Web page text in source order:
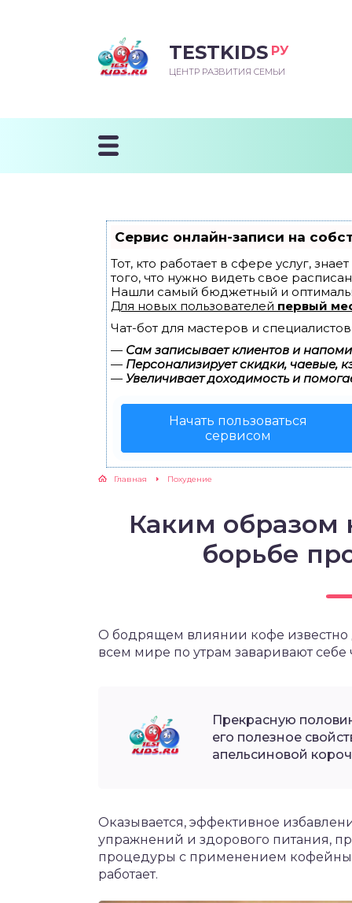
TESTKIDS РУ
ЦЕНТР РАЗВИТИЯ СЕМЬИ
Сервис онлайн-записи на
Тот, кто работает в сфере услуг,
того, что нужно видеть свое
Нашли самый бюджетный и
Для новых пользователей первый
Чат-бот для мастеров и
— Сам записывает клиентов и
— Персонализирует скидки, чаевые,
— Увеличивает доходимость и
Начать пользоваться
сервисом
Главная Похудение
Каким образом
борьбе
О бодрящем влиянии кофе известно
всем мире по утрам заваривают себе
Прекрасную
его полезное
апельсиновой
Оказывается, эффективное
упражнений и здорового питания,
процедуры с применением кофейных
работает.
МЕСЯЦ
ПЕРВОГО
УЧИТСЯ
ПОСЛЕ ГОДА
К ШКОЛЕ
ДОШКОЛЬНИКА
ШКОЛА
ШКОЛЬНИКА
ШКОЛЬНИКА